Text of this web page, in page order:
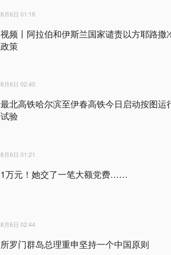
8月6日 01:16
视频丨阿拉伯和伊斯兰国家谴责以方耶路撒
政策
8月6日 02:40
最北高铁哈尔滨至伊春高铁今日启动按图运
试验
8月6日 01:21
1万元！她交了一笔大额党费……
8月6日 02:44
所罗门群岛总理重申坚持一个中国原则